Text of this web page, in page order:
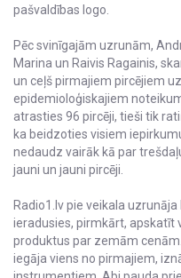
pašvaldības logo.
Pēc svinīgajām uzrunām,
Marina un Raivis Ragainis,
un ceļš pirmajiem pircējiem
epidemioloģiskajiem
atrasties 96 pircēji, tieši tik
ka beidzoties visiem
nedaudz vairāk kā par
jauni un jauni pircēji.
Radio1.lv pie veikala
ieradusies, pirmkārt, apskatīt
produktus par zemām
iegāja viens no pirmajiem,